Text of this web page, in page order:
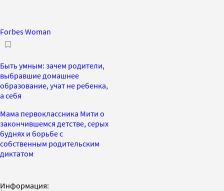
Forbes Woman
Быть умным: зачем родители,
выбравшие домашнее
образование, учат не ребенка,
а себя
Мама первоклассника Мити о
закончившемся детстве, серых
буднях и борьбе с
собственным родительским
диктатом
Информация: